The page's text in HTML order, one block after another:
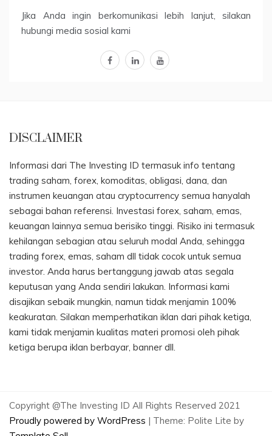
Jika Anda ingin berkomunikasi lebih lanjut, silakan
hubungi media sosial kami
facebooklinkedinyoutube
DISCLAIMER
Informasi dari The Investing ID termasuk info tentang
trading saham, forex, komoditas, obligasi, dana, dan
instrumen keuangan atau cryptocurrency semua hanyalah
sebagai bahan referensi. Investasi forex, saham, emas,
keuangan lainnya semua berisiko tinggi. Risiko ini termasuk
kehilangan sebagian atau seluruh modal Anda, sehingga
trading forex, emas, saham dll tidak cocok untuk semua
investor. Anda harus bertanggung jawab atas segala
keputusan yang Anda sendiri lakukan. Informasi kami
disajikan sebaik mungkin, namun tidak menjamin 100%
keakuratan. Silakan memperhatikan iklan dari pihak ketiga,
kami tidak menjamin kualitas materi promosi oleh pihak
ketiga berupa iklan berbayar, banner dll.
Copyright @The Investing ID All Rights Reserved 2021
Proudly powered by WordPress | Theme: Polite Lite by